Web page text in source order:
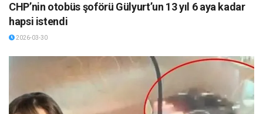
CHP’nin otobüs şoförü Gülyurt’un 13 yıl 6 aya kadar
hapsi istendi
2026-03-30